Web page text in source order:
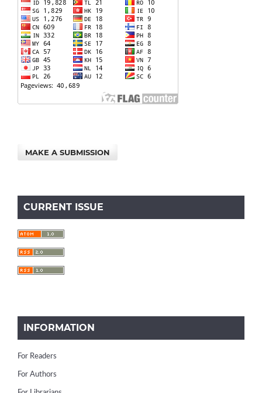
MAKE A SUBMISSION
CURRENT ISSUE
INFORMATION
For Readers
For Authors